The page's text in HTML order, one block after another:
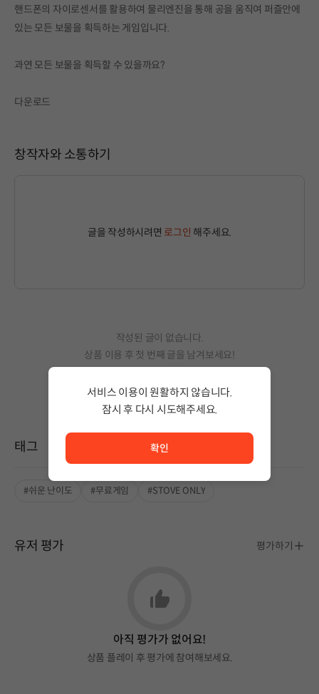
핸드폰의 자이로센서를 활용하여 물리엔진을 통해 공을 움직여 퍼즐안에
있는 모든 보물을 획득하는 게임입니다.
과연 모든 보물을 획득할 수 있을까요?
다운로드
창작자와 소통하기
글을 작성하시려면 로그인 해주세요.
작성된 글이 없습니다.
상품 이용 후 첫 번째 글을 남겨보세요!
태그
#쉬운 난이도 #무료게임 #STOVE ONLY
유저 평가 평가하기
아직 평가가 없어요!
상품 플레이 후 평가에 참여해보세요.
서비스 이용이 원활하지 않습니다.
잠시 후 다시 시도해주세요.
확인